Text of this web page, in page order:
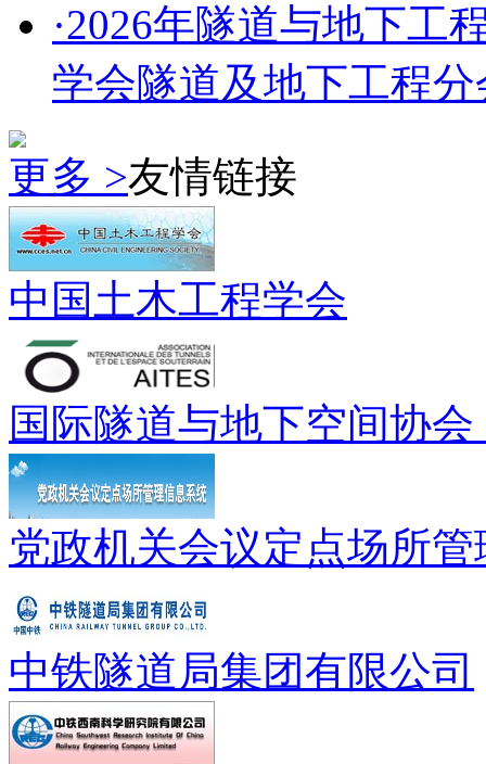
·2026年隧道与地下工
学会隧道及地下工程
更多 >友情链接
中国土木工程学会
国际隧道与地下空间协
党政机关会议定点场所
中铁隧道局集团有限公司